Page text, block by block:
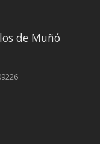
de Muñó